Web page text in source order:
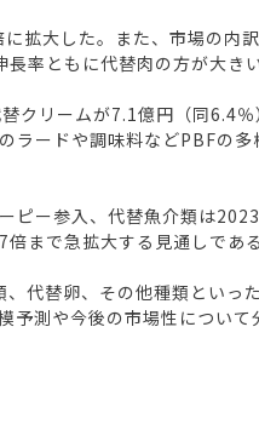
拡大した。また、市場の内
率ともに代替肉の方が大きい
クリームが7.1億円（同6.4
ードや調味料などPBFの多
ー参入、代替魚介類は
まで急拡大する見通しである
代替卵、その他種類といっ
測や今後の市場性について